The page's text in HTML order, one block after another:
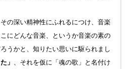
の深い精神性にふれるにつけ、音楽
にどんな音楽、というか音楽の素の
うかと、知りたい思いに駆られまし
」
、それを仮に「魂の歌」と名付け